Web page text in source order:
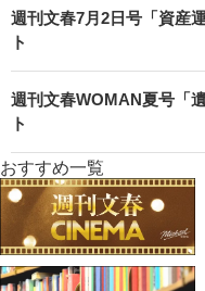
週刊文春7月2日号「資産
ト
週刊文春WOMAN夏号「
ト
おすすめ一覧